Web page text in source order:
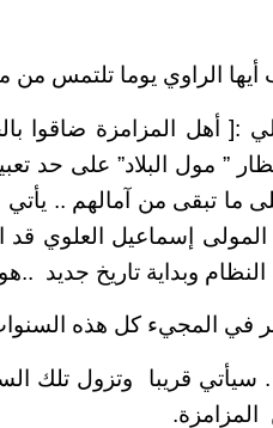
الراوي يوما تلتمس من
:[ أهل المزامزة ضاقوا
” مول البلاد” على حد
ما تبقى من آمالهم .. يأتي
إسماعيل العلوي قد
وبداية تاريخ جديد
في المجيء كل هذه
سيأتي قريبا
وتزول تلك
المزامزة.